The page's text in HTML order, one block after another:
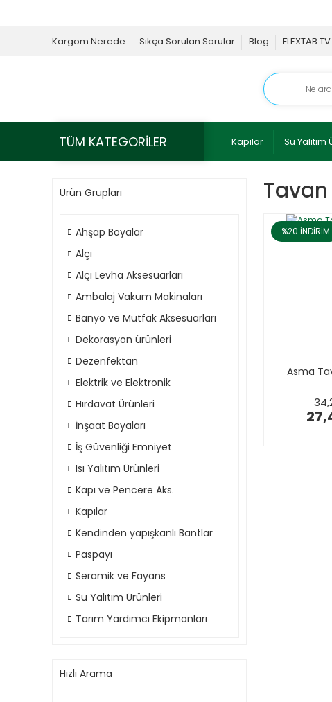
Kargom Nerede Sıkça Sorulan Sorular Blog FLEXTAB TV
TÜM KATEGORİLER Kapılar Su
Ürün Grupları
Ahşap Boyalar
Alçı
Alçı Levha Aksesuarları
Ambalaj Vakum Makinaları
Banyo ve Mutfak Aksesuarları
Dekorasyon ürünleri
Dezenfektan
Elektrik ve Elektronik
Hırdavat Ürünleri
İnşaat Boyaları
İş Güvenliği Emniyet
Isı Yalıtım Ürünleri
Kapı ve Pencere Aks.
Kapılar
Kendinden yapışkanlı Bantlar
Paspayı
Seramik ve Fayans
Su Yalıtım Ürünleri
Tarım Yardımcı Ekipmanları
Hızlı Arama
%20 İNDİRİM
Asma